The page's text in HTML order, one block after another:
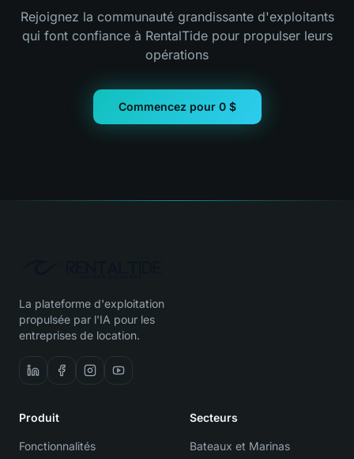
Rejoignez la communauté grandissante d'exploitants
qui font confiance à RentalTide pour propulser leurs
opérations
Commencez pour 0 $
La plateforme d'exploitation
propulsée par l'IA pour les
entreprises de location.
Produit
Fonctionnalités
Secteurs
Bateaux et Marinas